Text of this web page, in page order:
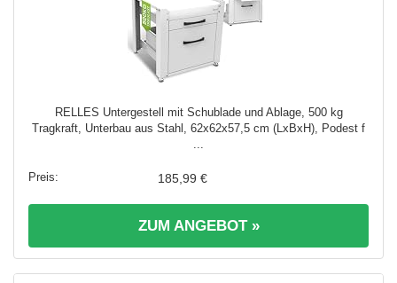
RELLES Untergestell mit Schublade und Ablage, 500 kg
Tragkraft, Unterbau aus Stahl, 62x62x57,5 cm (LxBxH), Podest f
...
185,99 €
ZUM ANGEBOT »